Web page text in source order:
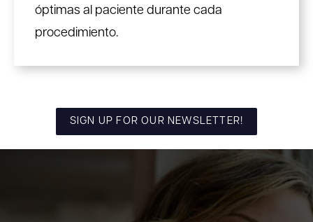
óptimas al paciente durante cada
procedimiento.
SIGN UP FOR OUR NEWSLETTER!